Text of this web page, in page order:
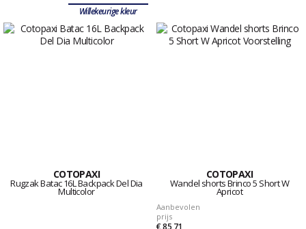
Willekeurige kleur
COTOPAXI
Rugzak Batac 16L Backpack Del Dia
Multicolor
COTOPAXI
Wandel shorts Brinco 5 Short W
Apricot
Aanbevolen
prijs
€ 85,71